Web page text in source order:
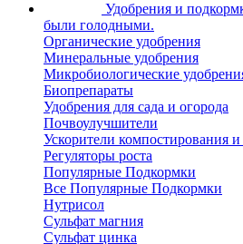
Удобрения и
были голодными.
Органические удобрения
Минеральные удобрения
Микробиологические
Биопрепараты
Удобрения для сада и огорода
Почвоулучшители
Ускорители компостирования
Регуляторы роста
Популярные Подкормки
Все Популярные Подкормки
Нутрисол
Сульфат магния
Сульфат цинка